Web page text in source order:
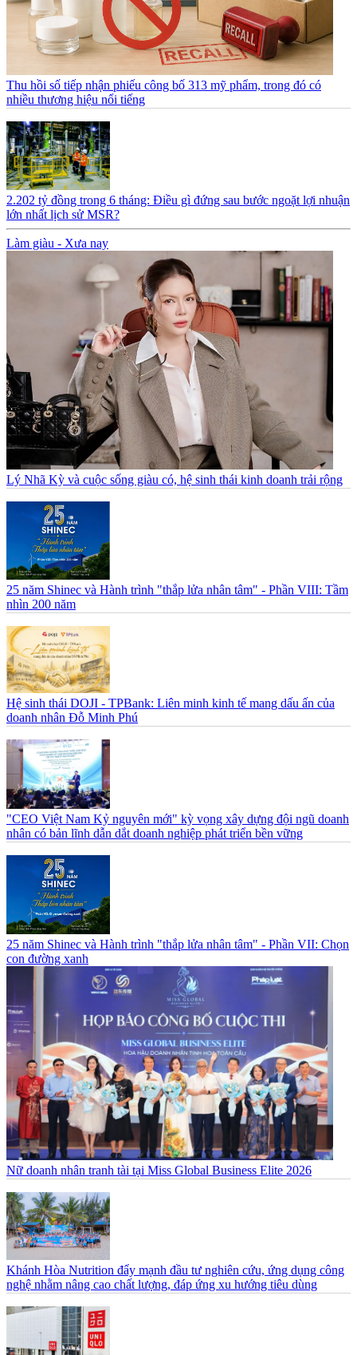
Thu hồi số tiếp nhận phiếu công bố 313 mỹ phẩm, trong đó có
nhiều thương hiệu nổi tiếng
2.202 tỷ đồng trong 6 tháng: Điều gì đứng sau bước ngoặt lợi nhuận
lớn nhất lịch sử MSR?
Làm giàu - Xưa nay
Lý Nhã Kỳ và cuộc sống giàu có, hệ sinh thái kinh doanh trải rộng
25 năm Shinec và Hành trình "thắp lửa nhân tâm" - Phần VIII: Tầm
nhìn 200 năm
Hệ sinh thái DOJI - TPBank: Liên minh kinh tế mang dấu ấn của
doanh nhân Đỗ Minh Phú
"CEO Việt Nam Kỷ nguyên mới" kỳ vọng xây dựng đội ngũ doanh
nhân có bản lĩnh dẫn dắt doanh nghiệp phát triển bền vững
25 năm Shinec và Hành trình "thắp lửa nhân tâm" - Phần VII: Chọn
con đường xanh
Nữ doanh nhân tranh tài tại Miss Global Business Elite 2026
Khánh Hòa Nutrition đẩy mạnh đầu tư nghiên cứu, ứng dụng công
nghệ nhằm nâng cao chất lượng, đáp ứng xu hướng tiêu dùng